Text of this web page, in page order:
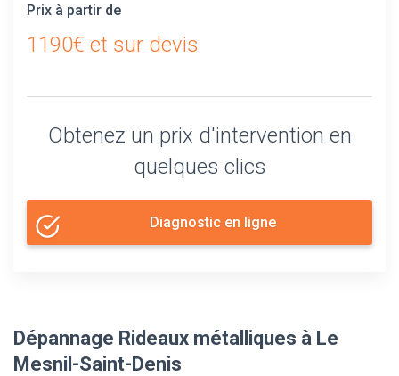
Prix à partir de
1190€ et sur devis
Obtenez un prix d'intervention en
quelques clics
Diagnostic en ligne
Dépannage Rideaux métalliques à Le
Mesnil-Saint-Denis